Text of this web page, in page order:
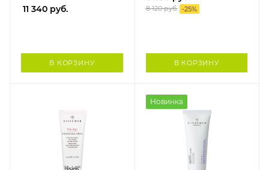
11 340 руб.
В КОРЗИНУ
8 120руб. -25%
В КОРЗИНУ
Новинка